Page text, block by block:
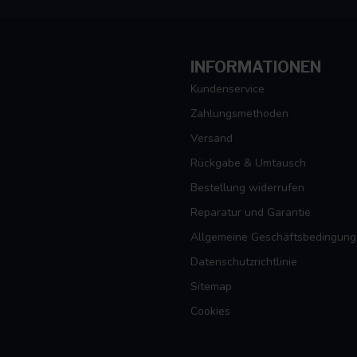
weer warm zijn, maar ze zien er ook
INFORMATIONEN
Kundenservice
Zahlungsmethoden
Versand
Rückgabe & Umtausch
Bestellung widerrufen
Reparatur und Garantie
Allgemeine
Datenschutzrichtlinie
Sitemap
Cookies